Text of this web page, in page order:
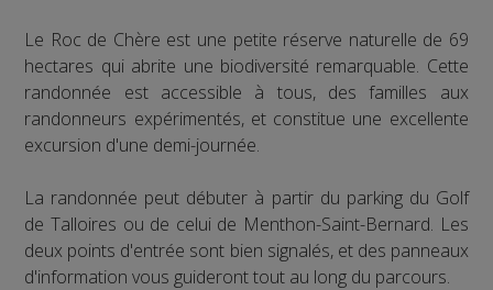
Le Roc de Chère est une petite réserve naturelle de 69
hectares qui abrite une biodiversité remarquable. Cette
randonnée est accessible à tous, des familles aux
randonneurs expérimentés, et constitue une excellente
excursion d'une demi-journée.
La randonnée peut débuter à partir du parking du Golf
de Talloires ou de celui de Menthon-Saint-Bernard. Les
deux points d'entrée sont bien signalés, et des panneaux
d'information vous guideront tout au long du parcours.